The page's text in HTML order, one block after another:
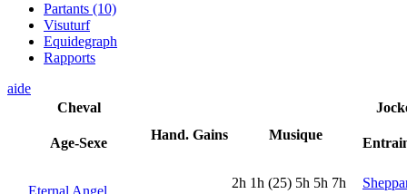
Partants (10)
Visuturf
Equidegraph
Rapports
aide
Cheval
Age-Sexe
Hand. Gains Musique
Eternal Angel
2h 1h (25) 5h 5h 7h